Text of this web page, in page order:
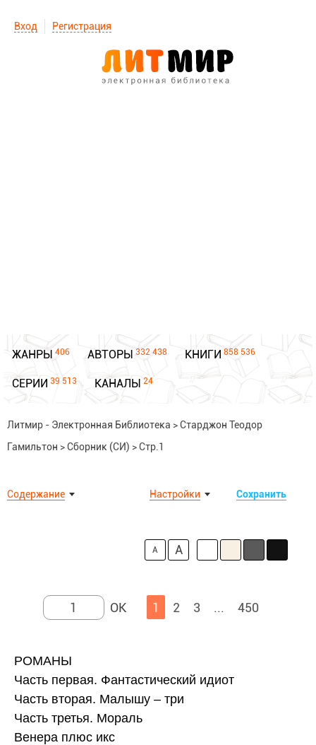
Вход Регистрация
ЖАНРЫ 406 АВТОРЫ 332 438 КНИГИ 858 536
СЕРИИ 39 513 КАНАЛЫ 24
Литмир - Электронная Библиотека >Старджон Теодор
Гамильтон >Сборник (СИ) >Стр.1
Содержание Сохранить
Настройки
A A
1 2 3 ... 450
РОМАНЫ
Часть первая. Фантастический идиот
Часть вторая. Малышу – три
Часть третья. Мораль
Венера плюс икс